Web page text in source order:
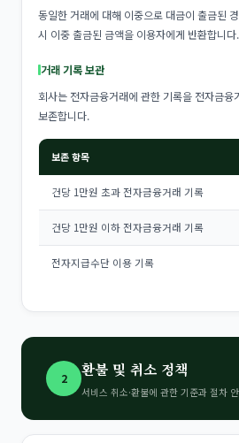
동일한 거래에 대해 이중으로 대금이 출금된
시 이중 출금된 금액을 이용자에게 반환합니다.
거래 기록 보관
회사는 전자금융거래에 관한 기록을 전자금
보존합니다.
보존 항목
건당 1만원 초과 전자금융거래 기록
건당 1만원 이하 전자금융거래 기록
전자지급수단 이용 기록
2 환불 및 취소 정책
서비스 취소·환불에 관한 기준과 절차